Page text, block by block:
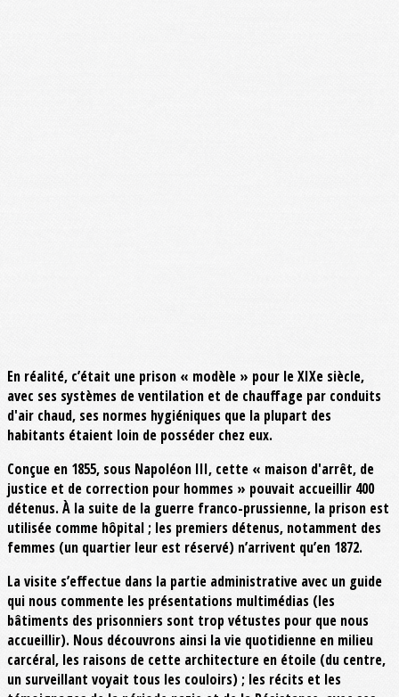
En réalité, c’était une prison « modèle » pour le XIXe siècle,
avec ses systèmes de ventilation et de chauffage par conduits
d'air chaud, ses normes hygiéniques que la plupart des
habitants étaient loin de posséder chez eux.
Conçue en 1855, sous Napoléon III, cette « maison d'arrêt, de
justice et de correction pour hommes » pouvait accueillir 400
détenus. À la suite de la guerre franco-prussienne, la prison est
utilisée comme hôpital ; les premiers détenus, notamment des
femmes (un quartier leur est réservé) n’arrivent qu’en 1872.
La visite s’effectue dans la partie administrative avec un guide
qui nous commente les présentations multimédias (les
bâtiments des prisonniers sont trop vétustes pour que nous
accueillir). Nous découvrons ainsi la vie quotidienne en milieu
carcéral, les raisons de cette architecture en étoile (du centre,
un surveillant voyait tous les couloirs) ; les récits et les